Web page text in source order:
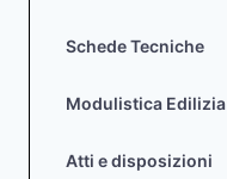
Schede Tecniche
Modulistica Edilizia
Atti e disposizioni